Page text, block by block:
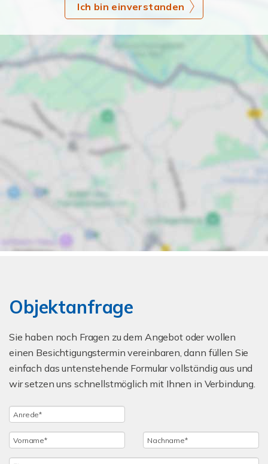
Ich bin einverstanden
Objektanfrage
Sie haben noch Fragen zu dem Angebot oder wollen
einen Besichtigungstermin vereinbaren, dann füllen Sie
einfach das untenstehende Formular vollständig aus und
wir setzen uns schnellstmöglich mit Ihnen in Verbindung.